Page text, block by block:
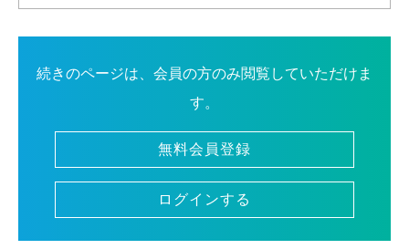
続きのページは、会員の方のみ閲覧していただけま
す。
無料会員登録
ログインする